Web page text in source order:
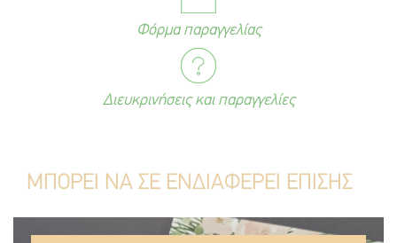
Φόρμα παραγγελίας
Διευκρινήσεις και παραγγελίες
ΜΠΟΡΕΙ ΝΑ ΣΕ ΕΝΔΙΑΦΕΡΕΙ ΕΠΙΣΗΣ